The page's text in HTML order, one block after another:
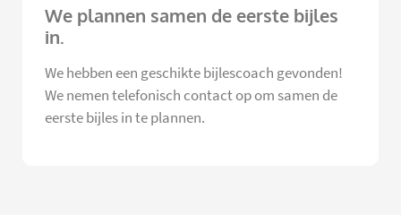
We plannen samen de eerste bijles
in.
We hebben een geschikte bijlescoach gevonden!
We nemen telefonisch contact op om samen de
eerste bijles in te plannen.